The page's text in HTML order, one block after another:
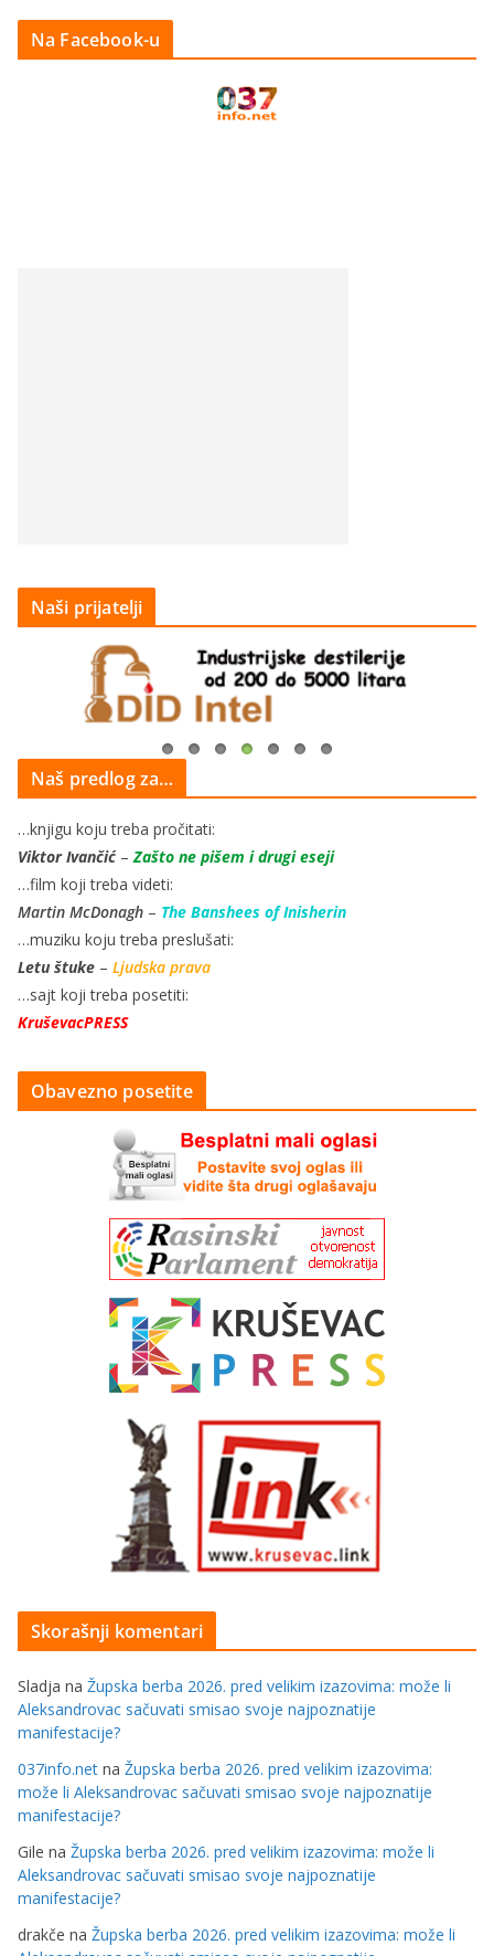
Na Facebook-u
Naši prijatelji
Naš predlog za…
…knjigu koju treba pročitati:
Viktor Ivančić–Zašto ne pišem i drugi eseji
…film koji treba videti:
Martin McDonagh – The Banshees of Inisherin
…muziku koju treba preslušati:
Letu štuke – Ljudska prava
…sajt koji treba posetiti:
KruševacPRESS
Obavezno posetite
Skorašnji komentari
Sladja na Župska berba 2026. pred velikim izazovima: može li
Aleksandrovac sačuvati smisao svoje najpoznatije
manifestacije?
037info.net na Župska berba 2026. pred velikim izazovima:
može li Aleksandrovac sačuvati smisao svoje najpoznatije
manifestacije?
Gile na Župska berba 2026. pred velikim izazovima: može li
Aleksandrovac sačuvati smisao svoje najpoznatije
manifestacije?
drakče na Župska berba 2026. pred velikim izazovima: može li